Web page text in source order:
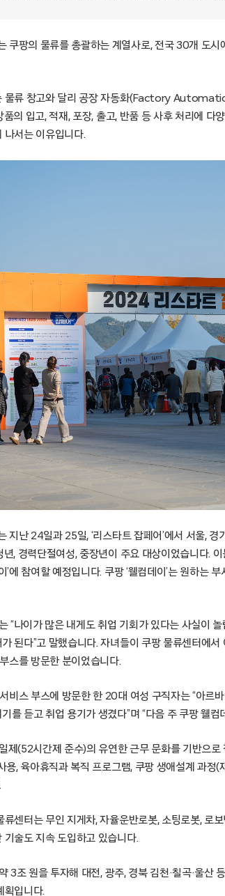
쿠팡의 물류를 총괄하는 계열사로, 전국 30개 도
물류 창고와 달리 공장 자동화(Factory
품의 입고, 적재, 포장, 출고, 반품 등 사후 처리에 다
나서는 이유입니다.
지난 24일과 25일, ‘리스타트 잡페어’에서 서울,
년, 경력단절여성, 중장년이 주요 대상이었습니다.
’에 참여할 예정입니다. 쿠팡 ‘웰컴데이’는 원하는
“나이가 많은 내게도 취업 기회가 있다는 사실이
된다”고 말했습니다. 자녀들이 쿠팡 물류센터에
스를 방문한 분이었습니다.
비스 부스에 방문한 한 20대 여성 구직자는 “아르
를 듣고 취업 용기가 생겼다”며 “다음 주 쿠팡 웰
제(52시간제 준수)의 유연한 근무 문화를 기반으
용, 육아휴직과 복직 프로그램, 쿠팡 생애설계 과정
류센터는 무인 지게차, 자율운반로봇, 소팅로봇,
기술도 지속 도입하고 있습니다.
3조 원을 투자해 대전, 광주, 경북 김천·칠곡·울산
획입니다.